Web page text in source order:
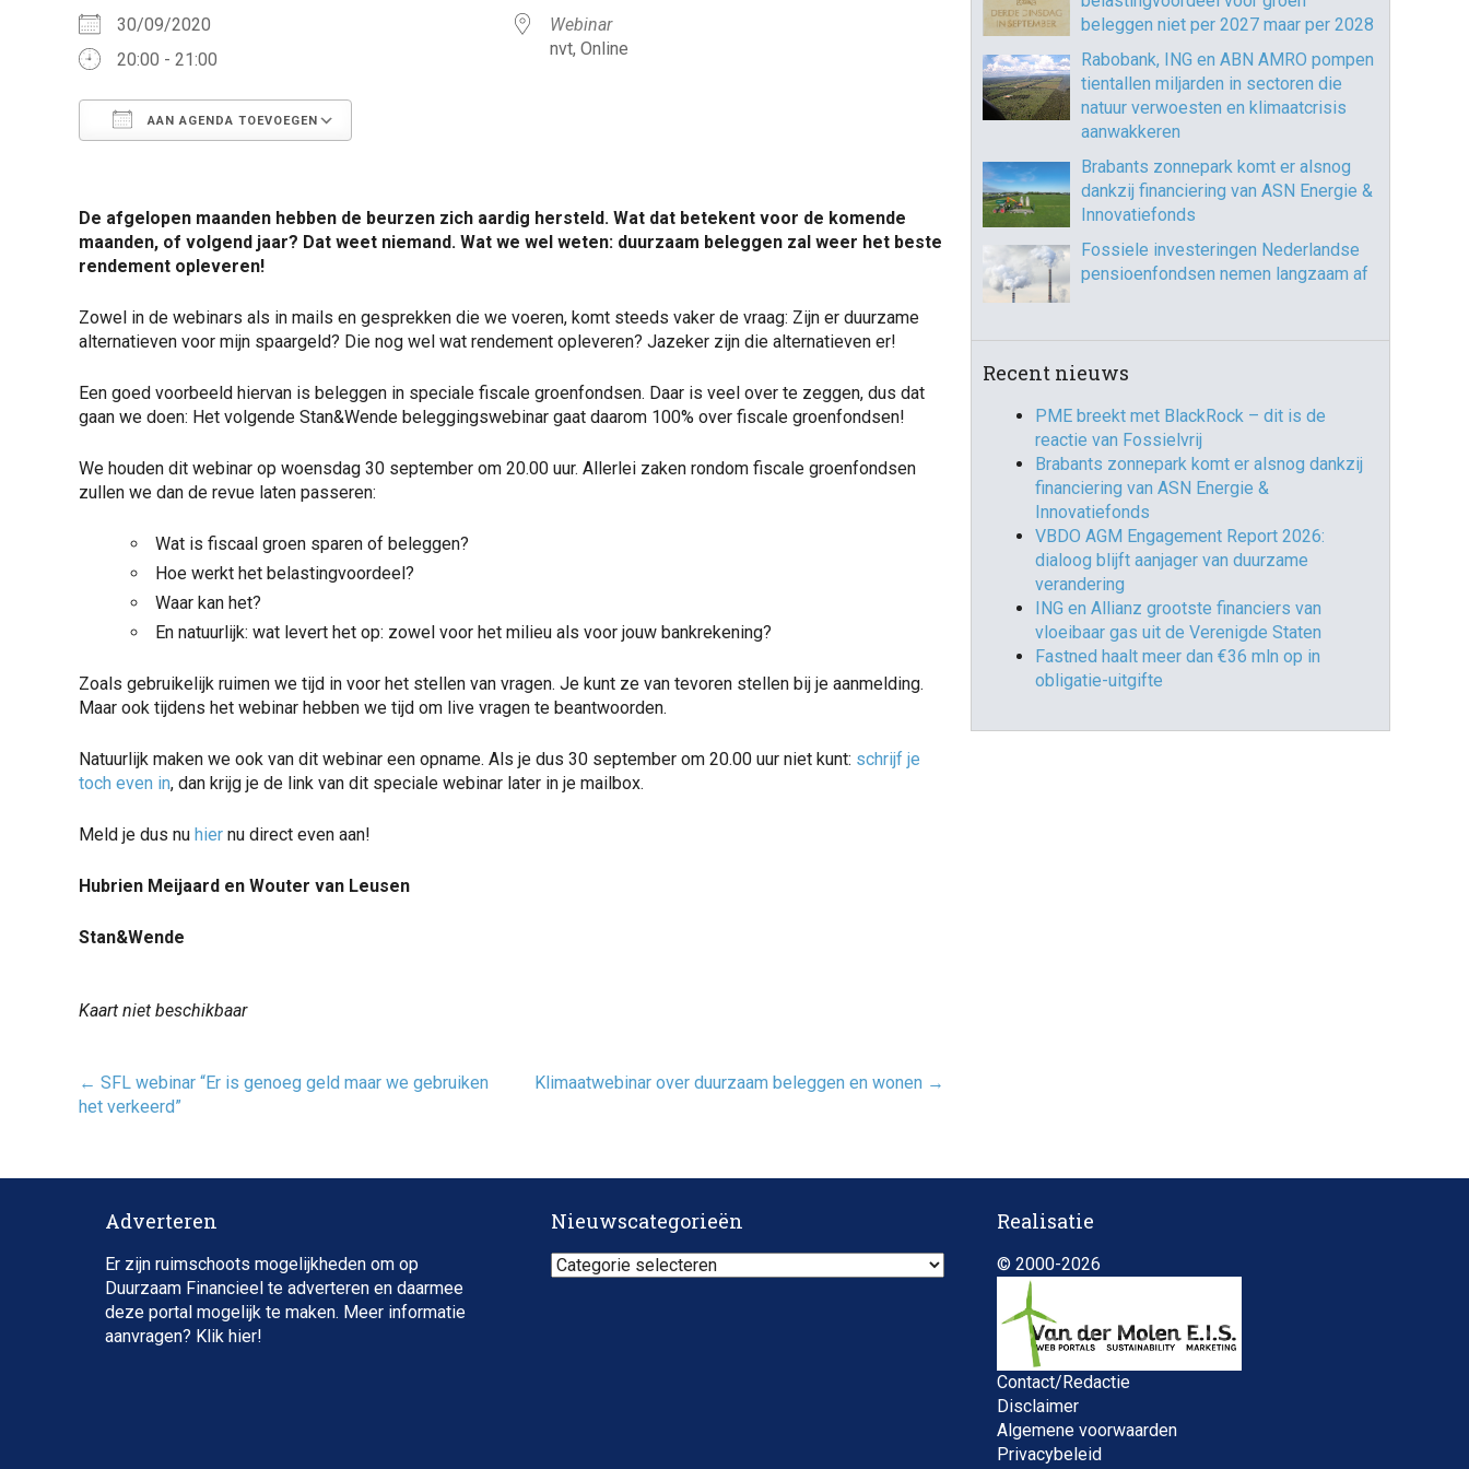
30/09/2020
20:00 - 21:00
AAN AGENDA TOEVOEGEN
Office 365 Outlook Live
Webinar
nvt, Online
De afgelopen maanden hebben de beurzen zich aardig hersteld. Wat dat betekent voor de komende
maanden, of volgend jaar? Dat weet niemand. Wat we wel weten: duurzaam beleggen zal weer het beste
rendement opleveren!
Zowel in de webinars als in mails en gesprekken die we voeren, komt steeds vaker de vraag: Zijn er duurzame
alternatieven voor mijn spaargeld? Die nog wel wat rendement opleveren? Jazeker zijn die alternatieven er!
Een goed voorbeeld hiervan is beleggen in speciale fiscale groenfondsen. Daar is veel over te zeggen, dus dat
gaan we doen: Het volgende Stan&Wende beleggingswebinar gaat daarom 100% over fiscale groenfondsen!
We houden dit webinar op woensdag 30 september om 20.00 uur. Allerlei zaken rondom fiscale groenfondsen
zullen we dan de revue laten passeren:
Wat is fiscaal groen sparen of beleggen?
Hoe werkt het belastingvoordeel?
Waar kan het?
En natuurlijk: wat levert het op: zowel voor het milieu als voor jouw bankrekening?
Zoals gebruikelijk ruimen we tijd in voor het stellen van vragen. Je kunt ze van tevoren stellen bij je aanmelding.
Maar ook tijdens het webinar hebben we tijd om live vragen te beantwoorden.
Natuurlijk maken we ook van dit webinar een opname. Als je dus 30 september om 20.00 uur niet kunt: schrijf je
toch even in, dan krijg je de link van dit speciale webinar later in je mailbox.
Meld je dus nu hier nu direct even aan!
Hubrien Meijaard en Wouter van Leusen
Stan&Wende
Kaart niet beschikbaar
Post
navigatie
← SFL webinar “Er is genoeg geld maar we gebruiken
het verkeerd”
Klimaatwebinar over duurzaam beleggen en wonen →
beleggen niet per 2027 maar per 2028
Rabobank, ING en ABN AMRO pompen
tientallen miljarden in sectoren die
natuur verwoesten en klimaatcrisis
aanwakkeren
Brabants zonnepark komt er alsnog
dankzij financiering van ASN Energie &
Innovatiefonds
Fossiele investeringen Nederlandse
pensioenfondsen nemen langzaam af
Recent nieuws
PME breekt met BlackRock – dit is de
reactie van Fossielvrij
Brabants zonnepark komt er alsnog dankzij
financiering van ASN Energie &
Innovatiefonds
VBDO AGM Engagement Report 2026:
dialoog blijft aanjager van duurzame
verandering
ING en Allianz grootste financiers van
vloeibaar gas uit de Verenigde Staten
Fastned haalt meer dan €36 mln op in
obligatie-uitgifte
Adverteren
Er zijn ruimschoots mogelijkheden om op
Duurzaam Financieel te adverteren en daarmee
deze portal mogelijk te maken. Meer informatie
aanvragen? Klik hier!
Nieuwscategorieën
Nieuwscategorieën
Realisatie
© 2000-2026
Contact/Redactie
Disclaimer
Algemene voorwaarden
Privacybeleid